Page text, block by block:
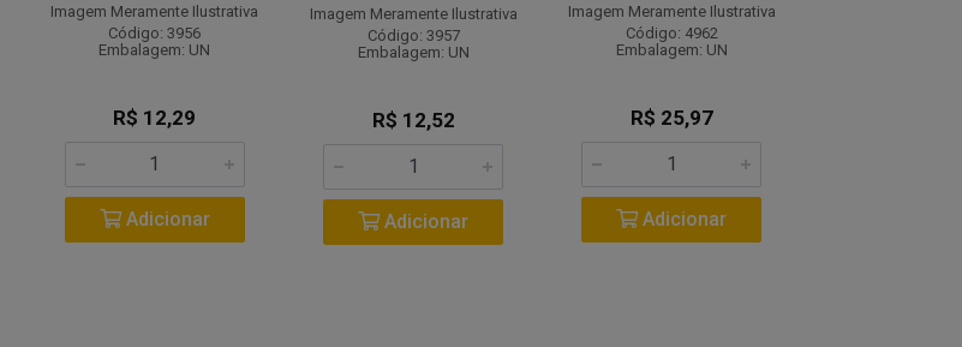
Imagem Meramente Ilustrativa
Código: 3956
Embalagem: UN
R$ 12,29
Adicionar
Imagem Meramente Ilustrativa
Código: 3957
Embalagem: UN
R$ 12,52
Adicionar
Imagem Meramente Ilustrativa
Código: 4962
Embalagem: UN
R$ 25,97
Adicionar